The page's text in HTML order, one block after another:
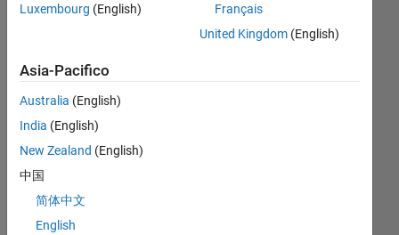
Dashboard
M…
CONTRIBUTI L
-2
-1
1
2
3
Luxembourg (English)
Français
United Kingdom(English)
Asia-Pacifico
Australia (English)
India (English)
New Zealand (English)
中国
简体中文
English